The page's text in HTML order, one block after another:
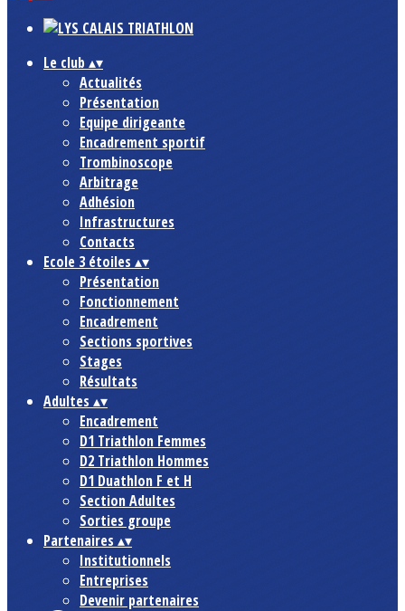
Le club ▴▾
Actualités
Présentation
Equipe dirigeante
Encadrement sportif
Trombinoscope
Arbitrage
Adhésion
Infrastructures
Contacts
Ecole 3 étoiles ▴▾
Présentation
Fonctionnement
Encadrement
Sections sportives
Stages
Résultats
Adultes ▴▾
Encadrement
D1 Triathlon Femmes
D2 Triathlon Hommes
D1 Duathlon F et H
Section Adultes
Sorties groupe
Partenaires ▴▾
Institutionnels
Entreprises
Devenir partenaires